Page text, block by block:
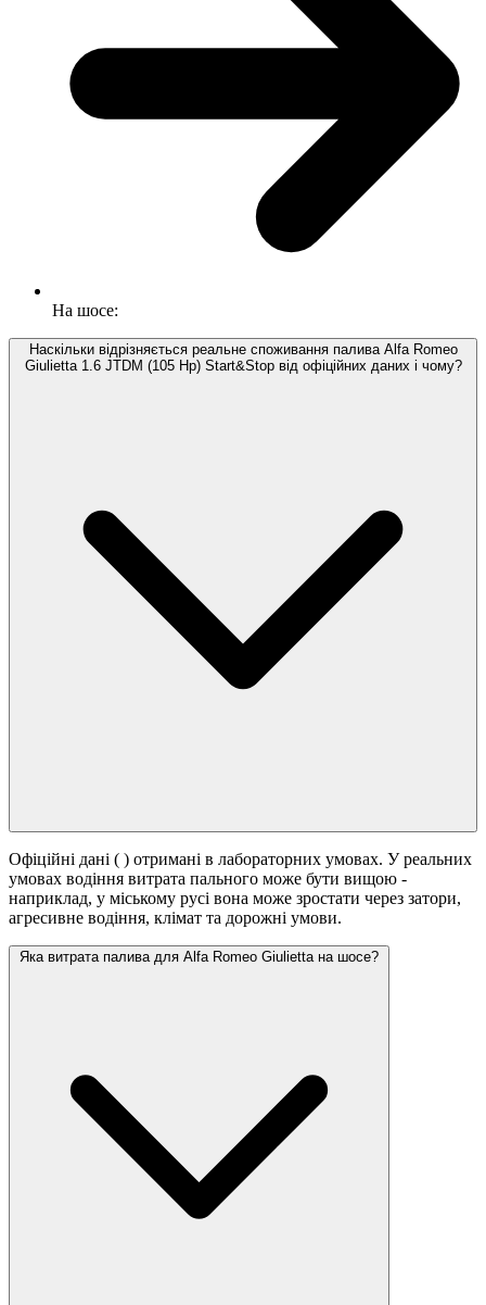
На шосе:
Наскільки відрізняється реальне споживання палива Alfa Romeo
Giulietta 1.6 JTDM (105 Hp) Start&Stop від офіційних даних і чому?
Офіційні дані ( ) отримані в лабораторних умовах. У реальних
умовах водіння витрата пального може бути вищою -
наприклад, у міському русі вона може зростати через затори,
агресивне водіння, клімат та дорожні умови.
Яка витрата палива для Alfa Romeo Giulietta на шосе?